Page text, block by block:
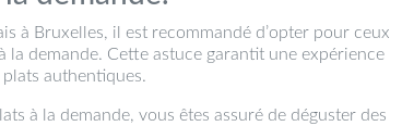
à Bruxelles, il est recommandé d’opter pour ceux
demande. Cette astuce garantit une expérience
authentiques.
à la demande, vous êtes assuré de déguster des